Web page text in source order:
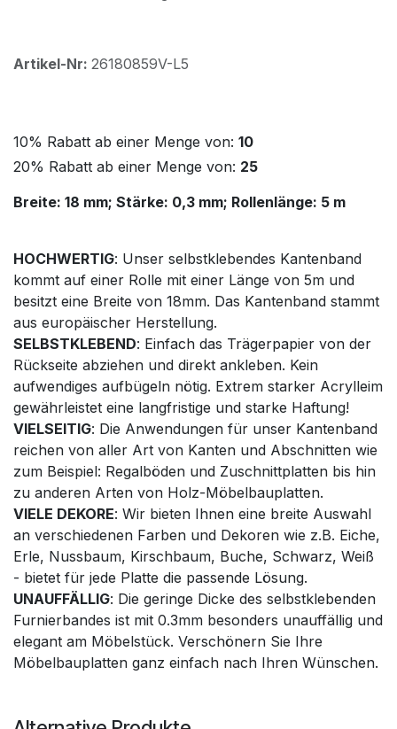
Artikel-Nr: 26180859V-L5
10% Rabatt ab einer Menge von: 10
20% Rabatt ab einer Menge von: 25
Breite: 18 mm; Stärke: 0,3 mm; Rollenlänge: 5 m
HOCHWERTIG: Unser selbstklebendes Kantenband
kommt auf einer Rolle mit einer Länge von 5m und
besitzt eine Breite von 18mm. Das Kantenband stammt
aus europäischer Herstellung.
SELBSTKLEBEND: Einfach das Trägerpapier von der
Rückseite abziehen und direkt ankleben. Kein
aufwendiges aufbügeln nötig. Extrem starker Acrylleim
gewährleistet eine langfristige und starke Haftung!
VIELSEITIG: Die Anwendungen für unser Kantenband
reichen von aller Art von Kanten und Abschnitten wie
zum Beispiel: Regalböden und Zuschnittplatten bis hin
zu anderen Arten von Holz-Möbelbauplatten.
VIELE DEKORE: Wir bieten Ihnen eine breite Auswahl
an verschiedenen Farben und Dekoren wie z.B. Eiche,
Erle, Nussbaum, Kirschbaum, Buche, Schwarz, Weiß
- bietet für jede Platte die passende Lösung.
UNAUFFÄLLIG: Die geringe Dicke des selbstklebenden
Furnierbandes ist mit 0.3mm besonders unauffällig und
elegant am Möbelstück. Verschönern Sie Ihre
Möbelbauplatten ganz einfach nach Ihren Wünschen.